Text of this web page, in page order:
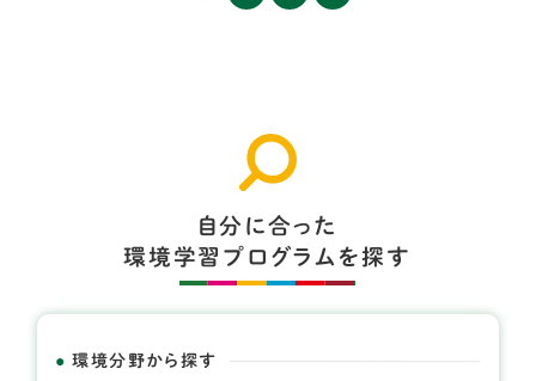
自分に合った
環境学習プログラムを探す
環境分野から探す